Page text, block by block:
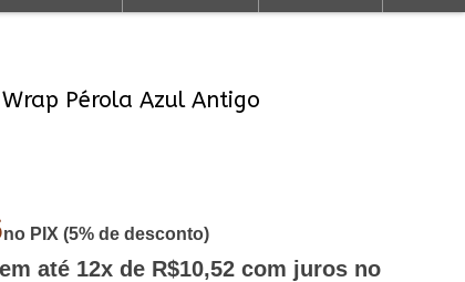
Wrap Pérola Azul Antigo
no PIX (5% de desconto)
em até 12x de R$10,52 com juros no